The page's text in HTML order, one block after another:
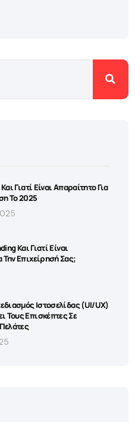
Γιατί Είναι Απαραίτητο Για
Το 2025
Και Γιατί Είναι
Την Επιχείρησή Σας;
Ιστοσελίδας (UI/UX)
Τους Επισκέπτες Σε